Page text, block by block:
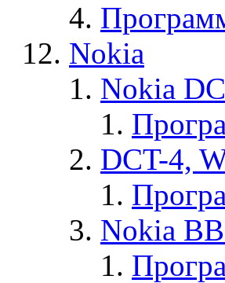
Nokia
Nokia
DCT-4,
Nokia